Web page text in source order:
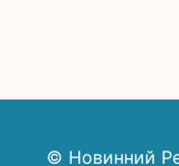
© Новинний